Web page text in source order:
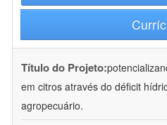
Título do Projeto:
em citros através do déficit
agropecuário.